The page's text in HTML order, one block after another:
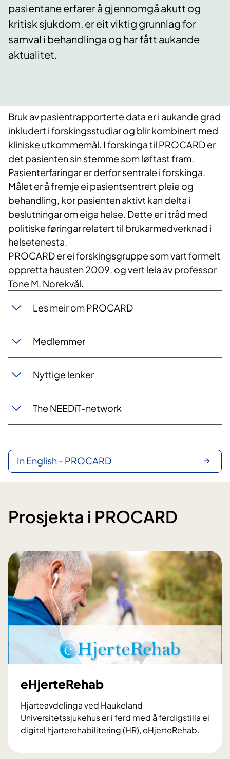
pasientane erfarer å gjennomgå akutt og
kritisk sjukdom, er eit viktig grunnlag for
samval i behandlinga og har fått aukande
aktualitet.
Bruk av pasientrapporterte data er i aukande grad
inkludert i forskingsstudiar og blir kombinert med
kliniske utkommemål. I forskinga til PROCARD er
det pasienten sin stemme som løftast fram.
Pasienterfaringar er derfor sentrale i forskinga.
Målet er å fremje ei pasientsentrert pleie og
behandling, kor pasienten aktivt kan delta i
beslutningar om eiga helse. Dette er i tråd med
politiske føringar relatert til brukarmedverknad i
helsetenesta.
PROCARD er ei forskingsgruppe som vart formelt
oppretta hausten 2009, og vert leia av professor
Tone M. Norekvål.
Les meir om PROCARD
Medlemmer
Nyttige lenker
The NEEDiT-network
In English - PROCARD
Prosjekta i PROCARD
eHjerteRehab
Hjarteavdelinga ved Haukeland
Universitetssjukehus er i ferd med å ferdigstilla ei
digital hjarterehabilitering (HR), eHjerteRehab.
H